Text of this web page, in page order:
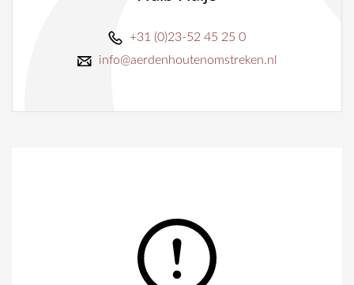
+31 (0)23-52 45 25 0
info@aerdenhoutenomstreken.nl